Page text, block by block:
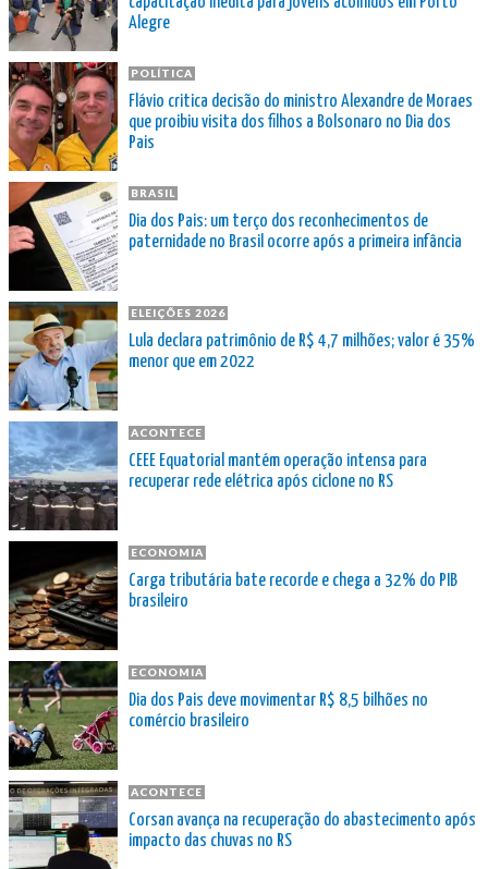
Alegre
POLÍTICA
Flávio critica decisão do ministro Alexandre de Moraes
que proibiu visita dos filhos a Bolsonaro no Dia dos
Pais
BRASIL
Dia dos Pais: um terço dos reconhecimentos de
paternidade no Brasil ocorre após a primeira infância
ELEIÇÕES 2026
Lula declara patrimônio de R$ 4,7 milhões; valor é 35%
menor que em 2022
ACONTECE
CEEE Equatorial mantém operação intensa para
recuperar rede elétrica após ciclone no RS
ECONOMIA
Carga tributária bate recorde e chega a 32% do PIB
brasileiro
ECONOMIA
Dia dos Pais deve movimentar R$ 8,5 bilhões no
comércio brasileiro
ACONTECE
Corsan avança na recuperação do abastecimento após
impacto das chuvas no RS